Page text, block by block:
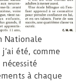
Nationale
été, comme
à chaque